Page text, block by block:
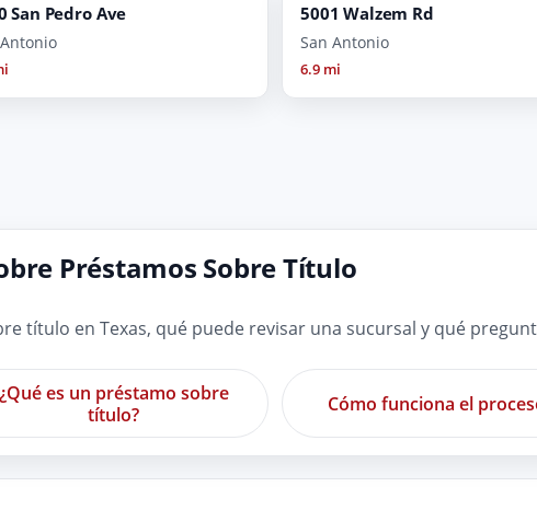
San Pedro Ave 5001 Walzem Rd
San Antonio
6.9 mi
Préstamos Sobre Título
título en Texas, qué puede revisar una sucursal y qué
¿Qué es un préstamo sobre
título?
Cómo funciona el